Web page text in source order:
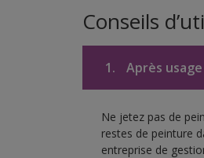
Conseils
1. Après usage
Ne jetez pas de
restes de peinture
entreprise de